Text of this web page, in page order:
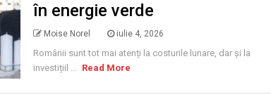
în energie verde
Moise Norel iulie 4, 2026
Românii sunt tot mai atenți la costurile lunare, dar și la
investițiil ... Read More